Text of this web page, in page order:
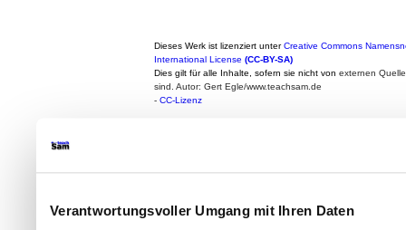
Verantwortungsvoller Umgang mit Ihren Daten
Dieses Werk ist lizenziert unterCreative Commons
International License (CC-BY-SA)
Dies gilt für alle Inhalte, sofern sie nicht von externen
sind. Autor: Gert Egle/www.teachsam.de
- CC-Lizenz